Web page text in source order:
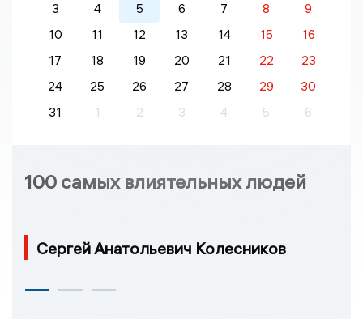
3
4 5 6 7 8
9
10
11 12 13 14 15
16
17
18 19 20 21 22
23
24
25 26 27 28 29
30
31
1 2 3 4 5 6
100 самых влиятельных людей
Сергей Анатольевич Колесников